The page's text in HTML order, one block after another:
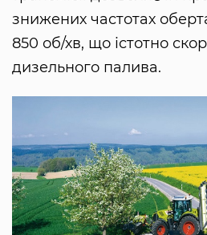
знижених частотах
850 об/хв, що істотно
дизельного палива.